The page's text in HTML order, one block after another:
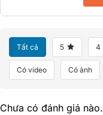
Tất cả 5 4
Có video Có ảnh
Chưa có đánh giá nào.